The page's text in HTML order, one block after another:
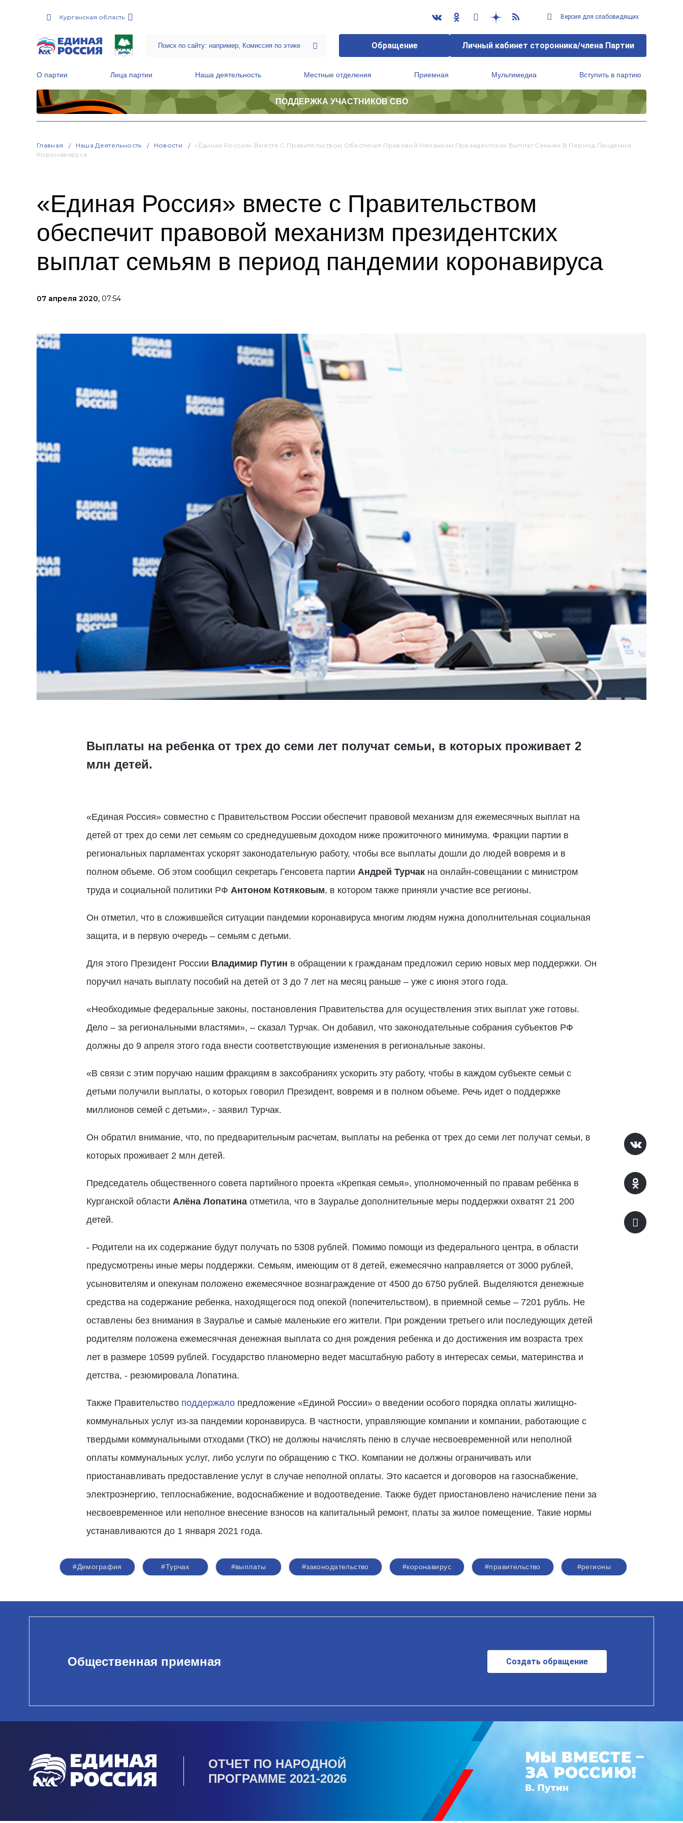
Курганская область Версия для слабовидящих
Обращение Личный кабинет сторонника/члена Партии
О партии Лица партии Наша деятельность Местные отделения Приемная Мультимедиа Вступить в партию
ПОДДЕРЖКА УЧАСТНИКОВ СВО
Главная Наша Деятельность Новости
«Единая Россия» Вместе С Правительством Обеспечит Правовой Механизм Президентских Выплат Семьям В Период Пандемии
Коронавируса
«Единая Россия» вместе с Правительством
обеспечит правовой механизм президентских
выплат семьям в период пандемии коронавируса
07 апреля 2020, 07:54
Выплаты на ребенка от трех до семи лет получат семьи, в которых проживает 2
млн детей.
«Единая Россия» совместно с Правительством России обеспечит правовой механизм для ежемесячных выплат на
детей от трех до семи лет семьям со среднедушевым доходом ниже прожиточного минимума. Фракции партии в
региональных парламентах ускорят законодательную работу, чтобы все выплаты дошли до людей вовремя и в
полном объеме. Об этом сообщил секретарь Генсовета партии Андрей Турчакна онлайн-совещании с министром
труда и социальной политики РФ Антоном Котяковым, в котором также приняли участие все регионы.
Он отметил, что в сложившейся ситуации пандемии коронавируса многим людям нужна дополнительная социальная
защита, и в первую очередь – семьям с детьми.
Для этого Президент России Владимир Путин в обращении к гражданам предложил серию новых мер поддержки. Он
поручил начать выплату пособий на детей от 3 до 7 лет на месяц раньше – уже с июня этого года.
«Необходимые федеральные законы, постановления Правительства для осуществления этих выплат уже готовы.
Дело – за региональными властями», – сказал Турчак. Он добавил, что законодательные собрания субъектов РФ
должны до 9 апреля этого года внести соответствующие изменения в региональные законы.
«В связи с этим поручаю нашим фракциям в заксобраниях ускорить эту работу, чтобы в каждом субъекте семьи с
детьми получили выплаты, о которых говорил Президент, вовремя и в полном объеме. Речь идет о поддержке
миллионов семей с детьми», - заявил Турчак.
Он обратил внимание, что, по предварительным расчетам, выплаты на ребенка от трех до семи лет получат семьи, в
которых проживает 2 млн детей.
Председатель общественного совета партийного проекта «Крепкая семья», уполномоченный по правам ребёнка в
Курганской области Алёна Лопатина отметила, что в Зауралье дополнительные меры поддержки охватят 21 200
детей.
- Родители на их содержание будут получать по 5308 рублей. Помимо помощи из федерального центра, в области
предусмотрены иные меры поддержки. Семьям, имеющим от 8 детей, ежемесячно направляется от 3000 рублей,
усыновителям и опекунам положено ежемесячное вознаграждение от 4500 до 6750 рублей. Выделяются денежные
средства на содержание ребенка, находящегося под опекой (попечительством), в приемной семье – 7201 рубль. Не
оставлены без внимания в Зауралье и самые маленькие его жители. При рождении третьего или последующих детей
родителям положена ежемесячная денежная выплата со дня рождения ребенка и до достижения им возраста трех
лет в размере 10599 рублей. Государство планомерно ведет масштабную работу в интересах семьи, материнства и
детства, - резюмировала Лопатина.
Также Правительство поддержалопредложение «Единой России» о введении особого порядка оплаты жилищно-
коммунальных услуг из-за пандемии коронавируса. В частности, управляющие компании и компании, работающие с
твердыми коммунальными отходами (ТКО) не должны начислять пеню в случае несвоевременной или неполной
оплаты коммунальных услуг, либо услуги по обращению с ТКО. Компании не должны ограничивать или
приостанавливать предоставление услуг в случае неполной оплаты. Это касается и договоров на газоснабжение,
электроэнергию, теплоснабжение, водоснабжение и водоотведение. Также будет приостановлено начисление пени за
несвоевременное или неполное внесение взносов на капитальный ремонт, платы за жилое помещение. Такие нормы
устанавливаются до 1 января 2021 года.
#Демография #Турчак #выплаты #законодательство #коронавирус #правительство #регионы
Общественная приемная Создать обращение
ОТЧЕТ ПО НАРОДНОЙ
ПРОГРАММЕ 2021-2026